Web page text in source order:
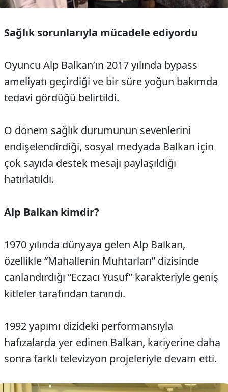
Sağlık sorunlarıyla mücadele ediyordu
Oyuncu Alp Balkan’ın 2017 yılında bypass
ameliyatı geçirdiği ve bir süre yoğun bakımda
tedavi gördüğü belirtildi.
O dönem sağlık durumunun sevenlerini
endişelendirdiği, sosyal medyada Balkan için
çok sayıda destek mesajı paylaşıldığı
hatırlatıldı.
Alp Balkan kimdir?
1970 yılında dünyaya gelen Alp Balkan,
özellikle “Mahallenin Muhtarları” dizisinde
canlandırdığı “Eczacı Yusuf” karakteriyle geniş
kitleler tarafından tanındı.
1992 yapımı dizideki performansıyla
hafızalarda yer edinen Balkan, kariyerine daha
sonra farklı televizyon projeleriyle devam etti.